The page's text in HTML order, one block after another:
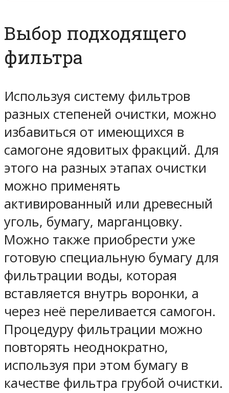
Выбор подходящего
фильтра
Используя систему фильтров
разных степеней очистки, можно
избавиться от имеющихся в
самогоне ядовитых фракций. Для
этого на разных этапах очистки
можно применять
активированный или древесный
уголь, бумагу, марганцовку.
Можно также приобрести уже
готовую специальную бумагу для
фильтрации воды, которая
вставляется внутрь воронки, а
через неё переливается самогон.
Процедуру фильтрации можно
повторять неоднократно,
используя при этом бумагу в
качестве фильтра грубой очистки.